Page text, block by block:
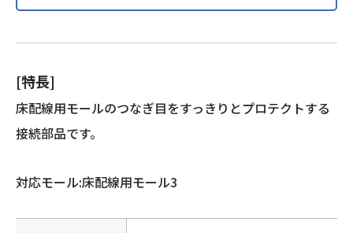
分
[特長]
床配線用モールのつなぎ目をすっきりとプロテクトする
接続部品です。
対応モール:床配線用モール3